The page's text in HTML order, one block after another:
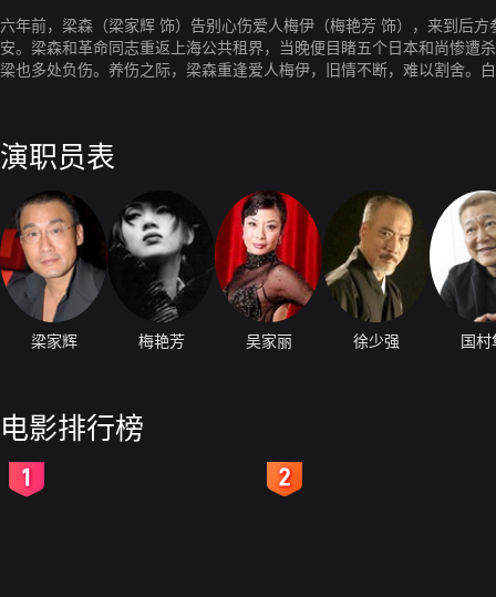
六年前，梁森（梁家辉 饰）告别心伤爱人梅伊（梅艳芳 饰），来到后
安。梁森和革命同志重返上海公共租界，当晚便目睹五个日本和尚惨遭
梁也多处负伤。养伤之际，梁森重逢爱人梅伊，旧情不断，难以割舍
演职员表
梁家辉 梅艳芳 吴家丽 徐少强 国村
电影排行榜